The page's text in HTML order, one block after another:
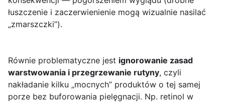
łuszczenie i zaczerwienienie mogą wizualnie nasilać
„zmarszczki”).
Równie problematyczne jest ignorowanie zasad
warstwowania i przegrzewanie rutyny, czyli
nakładanie kilku „mocnych” produktów o tej samej
porze bez buforowania pielęgnacji. Np. retinol w